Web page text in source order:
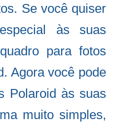
Se você quiser
às suas
para fotos
Agora você pode
Polaroid às suas
muito simples,